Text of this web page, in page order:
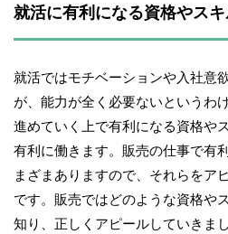
就活に有利になる資格やス
就活ではモチベーションや入社意
が、能力が全く必要ないというわ
進めていく上で有利になる資格や
有利に働きます。販売の仕事で有
まざまありますので、それらをア
です。販売ではどのような資格や
知り、正しくアピールしていきまし